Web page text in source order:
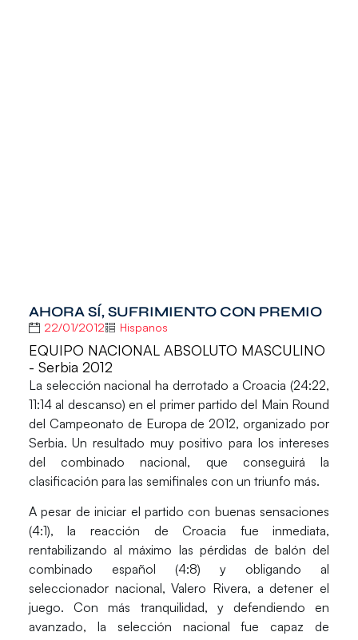
AHORA SÍ, SUFRIMIENTO CON PREMIO
22/01/2012 Hispanos
EQUIPO NACIONAL ABSOLUTO MASCULINO
- Serbia 2012
La selección nacional ha derrotado a Croacia (24:22,
11:14 al descanso) en el primer partido del Main Round
del Campeonato de Europa de 2012, organizado por
Serbia. Un resultado muy positivo para los intereses
del combinado nacional, que conseguirá la
clasificación para las semifinales con un triunfo más.
A pesar de iniciar el partido con buenas sensaciones
(4:1), la reacción de Croacia fue inmediata,
rentabilizando al máximo las pérdidas de balón del
combinado español (4:8) y obligando al
seleccionador nacional, Valero Rivera, a detener el
juego. Con más tranquilidad, y defendiendo en
avanzado, la selección nacional fue capaz de